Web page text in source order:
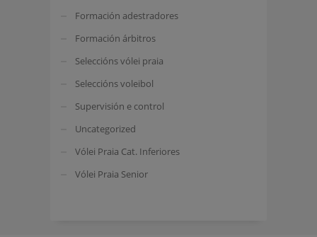
Formación adestradores
Formación árbitros
Seleccións vólei praia
Seleccións voleibol
Supervisión e control
Uncategorized
Vólei Praia Cat. Inferiores
Vólei Praia Senior